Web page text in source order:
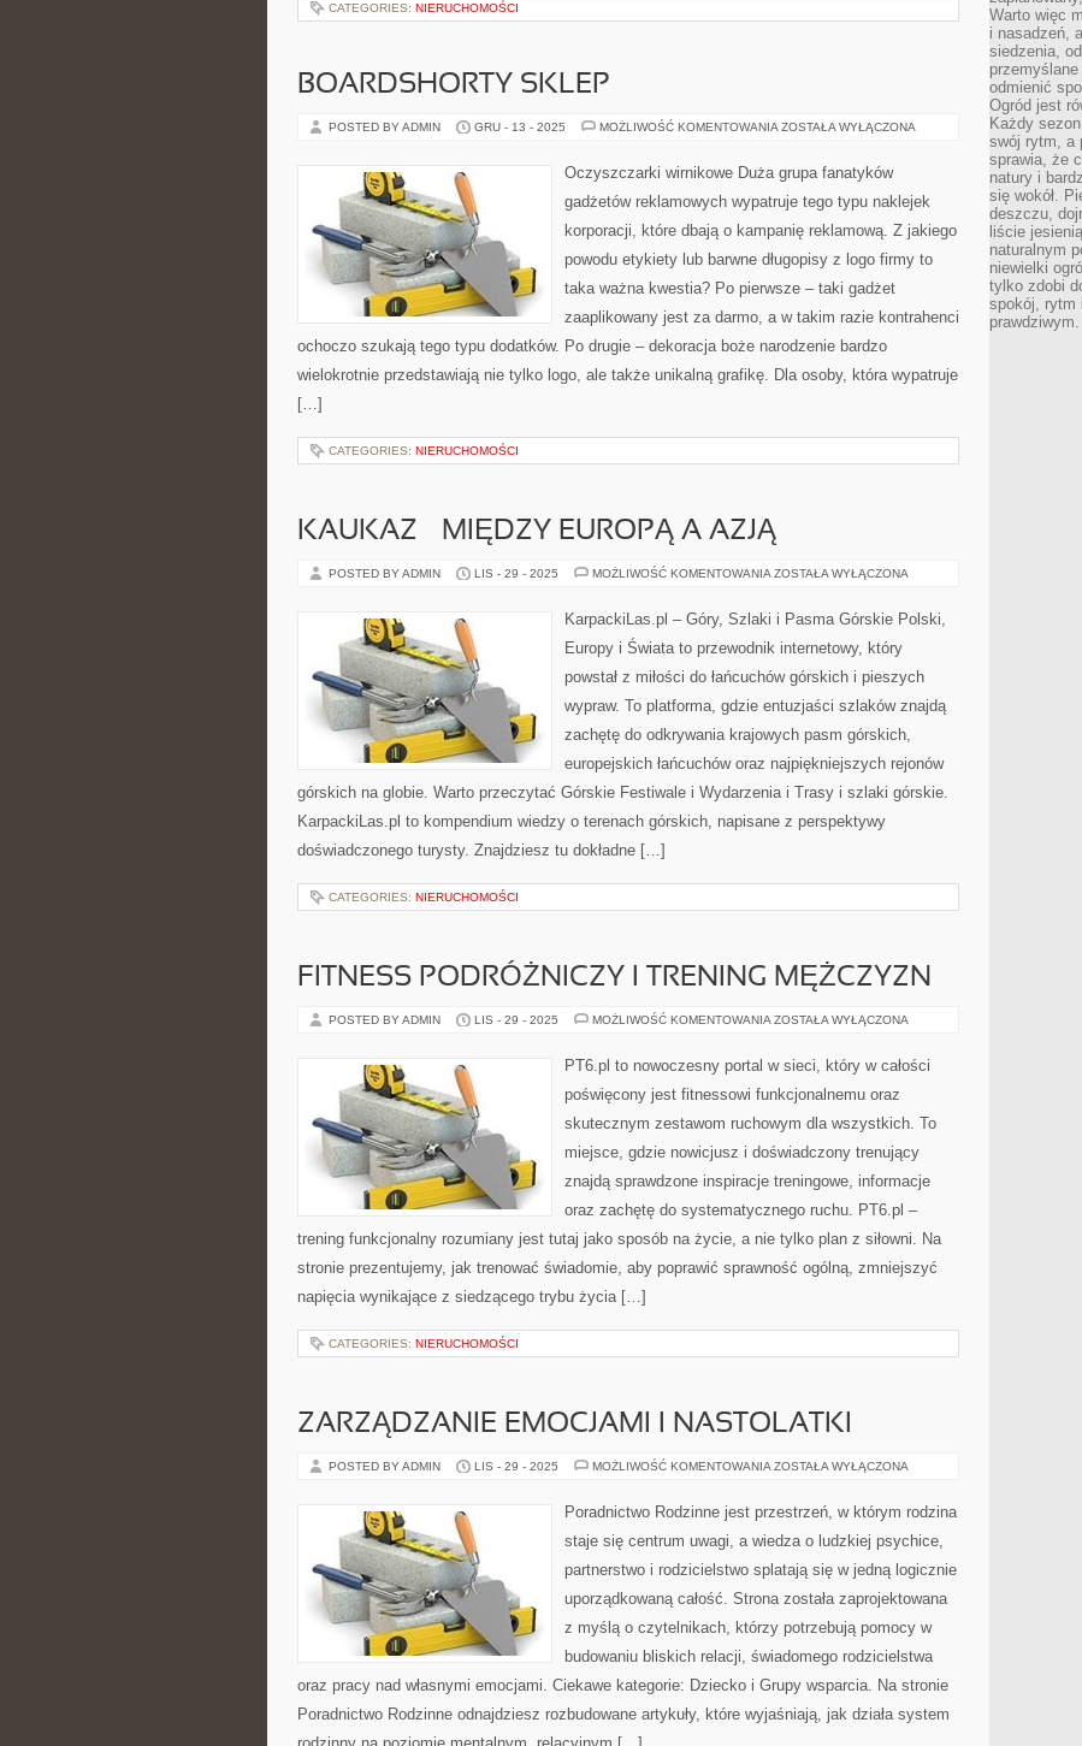
CATEGORIES: NIERUCHOMOŚCI
BOARDSHORTY SKLEP
POSTED BY ADMIN GRU - 13 - 2025 MOŻLIWOŚĆ KOMENTOWANIA BOARDSHORTY
ZOSTAŁA WYŁĄCZONA
Oczyszczarki wirnikowe Duża grupa fanatyków
gadżetów reklamowych wypatruje tego typu naklejek
korporacji, które dbają o kampanię reklamową. Z jakiego
powodu etykiety lub barwne długopisy z logo firmy to
taka ważna kwestia? Po pierwsze – taki gadżet
zaaplikowany jest za darmo, a w takim razie kontrahenci
ochoczo szukają tego typu dodatków. Po drugie – dekoracja boże narodzenie bardzo
wielokrotnie przedstawiają nie tylko logo, ale także unikalną grafikę. Dla osoby, która wypatruje
[…]
CATEGORIES: NIERUCHOMOŚCI
KAUKAZ – MIĘDZY EUROPĄ A AZJĄ
POSTED BY ADMIN LIS - 29 - 2025 MOŻLIWOŚĆ KOMENTOWANIA KAUKAZ
EUROPĄ
A
ZOSTAŁA WYŁĄCZONA
KarpackiLas.pl – Góry, Szlaki i Pasma Górskie Polski,
Europy i Świata to przewodnik internetowy, który
powstał z miłości do łańcuchów górskich i pieszych
wypraw. To platforma, gdzie entuzjaści szlaków znajdą
zachętę do odkrywania krajowych pasm górskich,
europejskich łańcuchów oraz najpiękniejszych rejonów
górskich na globie. Warto przeczytać Górskie Festiwale i Wydarzenia i Trasy i szlaki górskie.
KarpackiLas.pl to kompendium wiedzy o terenach górskich, napisane z perspektywy
doświadczonego turysty. Znajdziesz tu dokładne […]
CATEGORIES: NIERUCHOMOŚCI
FITNESS PODRÓŻNICZY I TRENING MĘŻCZYZN
POSTED BY ADMIN LIS - 29 - 2025 MOŻLIWOŚĆ KOMENTOWANIA FITNESS
TRENING
MĘŻCZYZN
ZOSTAŁA WYŁĄCZONA
PT6.pl to nowoczesny portal w sieci, który w całości
poświęcony jest fitnessowi funkcjonalnemu oraz
skutecznym zestawom ruchowym dla wszystkich. To
miejsce, gdzie nowicjusz i doświadczony trenujący
znajdą sprawdzone inspiracje treningowe, informacje
oraz zachętę do systematycznego ruchu. PT6.pl –
trening funkcjonalny rozumiany jest tutaj jako sposób na życie, a nie tylko plan z siłowni. Na
stronie prezentujemy, jak trenować świadomie, aby poprawić sprawność ogólną, zmniejszyć
napięcia wynikające z siedzącego trybu życia […]
CATEGORIES: NIERUCHOMOŚCI
ZARZĄDZANIE EMOCJAMI I NASTOLATKI
POSTED BY ADMIN LIS - 29 - 2025 MOŻLIWOŚĆ KOMENTOWANIA ZARZĄDZANIE
NASTOLATKI
ZOSTAŁA WYŁĄCZONA
Poradnictwo Rodzinne jest przestrzeń, w którym rodzina
staje się centrum uwagi, a wiedza o ludzkiej psychice,
partnerstwo i rodzicielstwo splatają się w jedną logicznie
uporządkowaną całość. Strona została zaprojektowana
z myślą o czytelnikach, którzy potrzebują pomocy w
budowaniu bliskich relacji, świadomego rodzicielstwa
oraz pracy nad własnymi emocjami. Ciekawe kategorie: Dziecko i Grupy wsparcia. Na stronie
Poradnictwo Rodzinne odnajdziesz rozbudowane artykuły, które wyjaśniają, jak działa system
Warto więc
i nasadzeń,
siedzenia,
odmienić
Ogród jest
Każdy
swój rytm, a
sprawia, że
natury i
się wokół.
deszczu,
liście
naturalnym
niewielki
tylko zdobi
spokój, rytm
prawdziwym.